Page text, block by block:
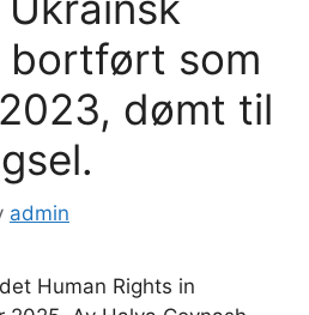
bortført som
dømt til
admin
Human Rights in